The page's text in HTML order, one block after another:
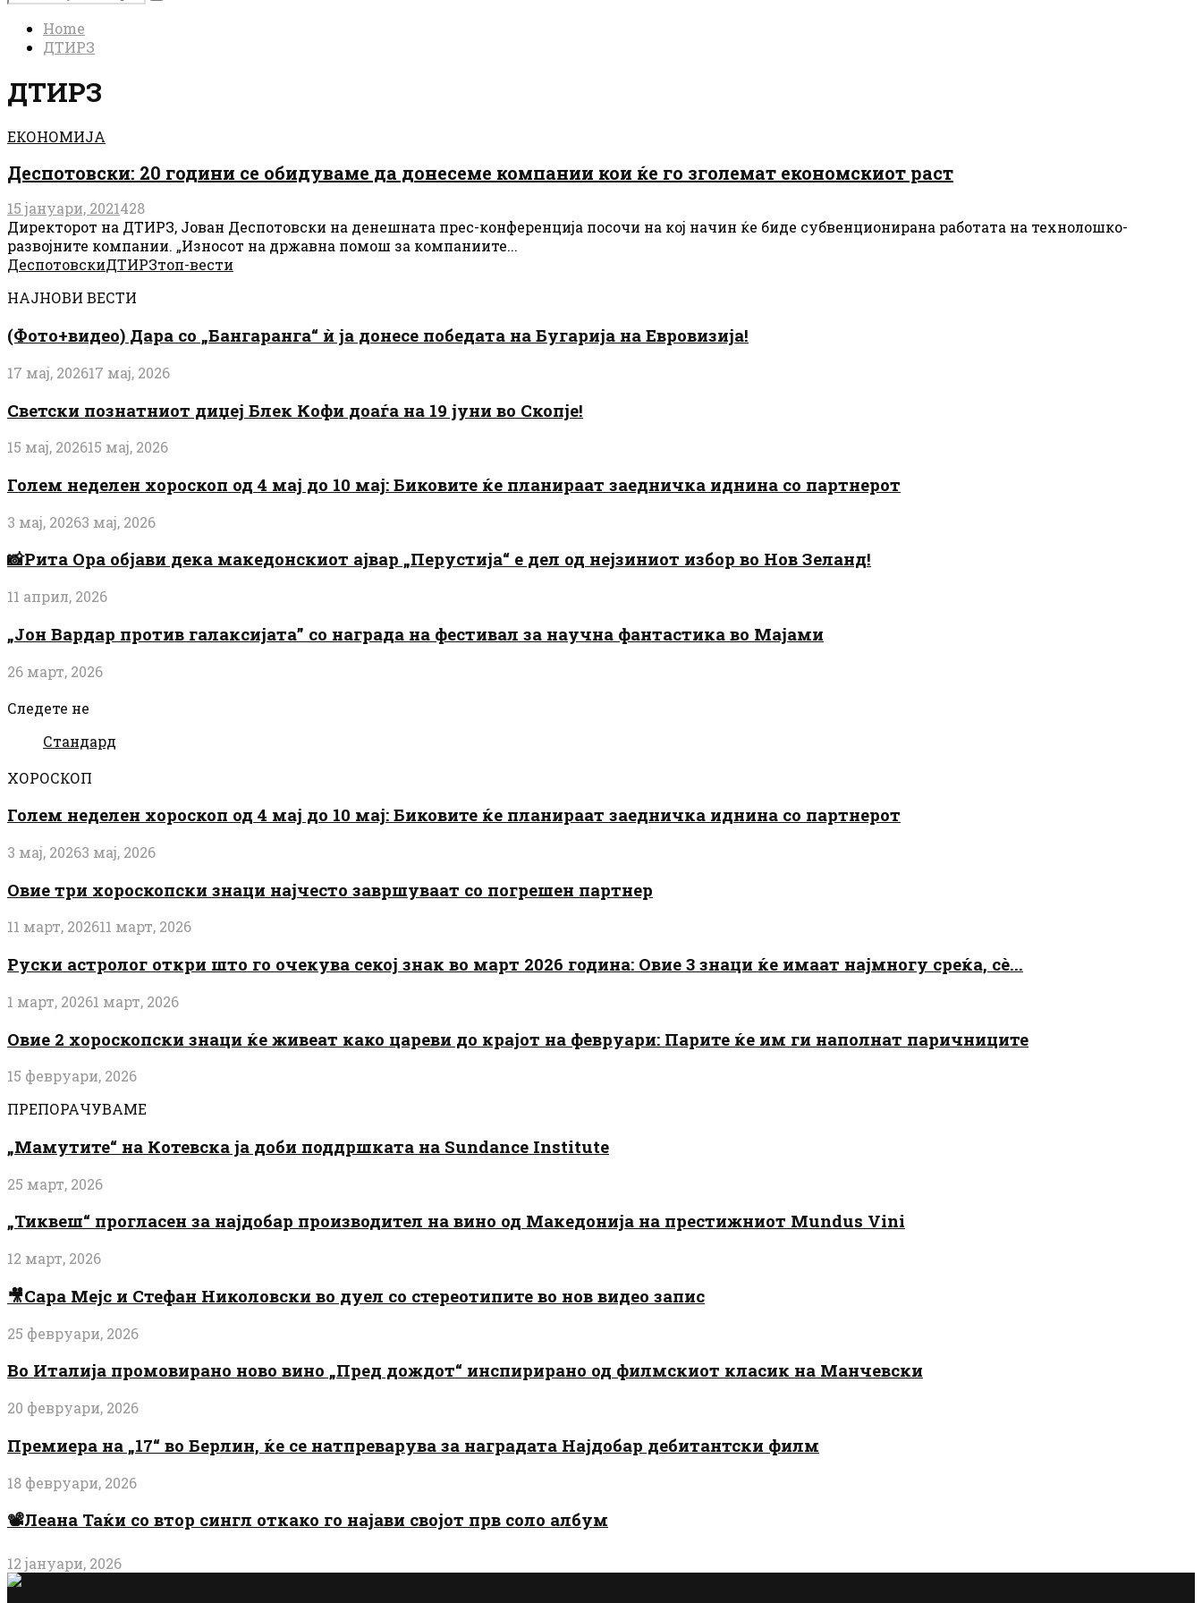
for:
Search
Home
ДТИРЗ
ДТИРЗ
ЕКОНОМИЈА
Деспотовски: 20 години се обидуваме да донесеме компании кои ќе го зголемат економскиот раст
15 јануари, 2021428
Директорот на ДТИРЗ, Јован Деспотовски на денешната прес-конференција посочи на кој начин ќе биде субвенционирана работата на технолошко-
развојните компании. „Износот на државна помош за компаниите...
ДеспотовскиДТИРЗтоп-вести
НАЈНОВИ ВЕСТИ
(Фото+видео) Дара со „Бангаранга“ ѝ ја донесе победата на Бугарија на Евровизија!
17 мај, 202617 мај, 2026
Светски познатниот диџеј Блек Кофи доаѓа на 19 јуни во Скопје!
15 мај, 202615 мај, 2026
Голем неделен хороскоп од 4 мај до 10 мај: Биковите ќе планираат заедничка иднина со партнерот
3 мај, 20263 мај, 2026
📸Рита Ора објави дека македонскиот ајвар „Перустија“ е дел од нејзиниот избор во Нов Зеланд!
11 април, 2026
„Јон Вардар против галаксијата” со награда на фестивал за научна фантастика во Мајами
26 март, 2026
Следете не
Стандард
ХОРОСКОП
Голем неделен хороскоп од 4 мај до 10 мај: Биковите ќе планираат заедничка иднина со партнерот
3 мај, 20263 мај, 2026
Овие три хороскопски знаци најчесто завршуваат со погрешен партнер
11 март, 202611 март, 2026
Руски астролог откри што го очекува секој знак во март 2026 година: Овие 3 знаци ќе имаат најмногу среќа, сè...
1 март, 20261 март, 2026
Овие 2 хороскопски знаци ќе живеат како цареви до крајот на февруари: Парите ќе им ги наполнат паричниците
15 февруари, 2026
ПРЕПОРАЧУВАМЕ
„Мамутите“ на Котевска ја доби поддршката на Sundance Institute
25 март, 2026
„Тиквеш“ прогласен за најдобар производител на вино од Македонија на престижниот Mundus Vini
12 март, 2026
🎥Сара Мејс и Стефан Николовски во дуел со стереотипите во нов видео запис
25 февруари, 2026
Во Италија промовирано ново вино „Пред дождот“ инспирирано од филмскиот класик на Манчевски
20 февруари, 2026
Премиера на „17“ во Берлин, ќе се натпреварува за наградата Најдобар дебитантски филм
18 февруари, 2026
📽️Леана Таќи со втор сингл откако го најави својот прв соло албум
12 јануари, 2026